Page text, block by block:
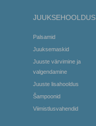
JUUKSEHOOLDUS
Palsamid
Juuksemaskid
Juuste värvimine ja
valgendamine
Juuste lisahooldus
Šampoonid
Viimistlusvahendid